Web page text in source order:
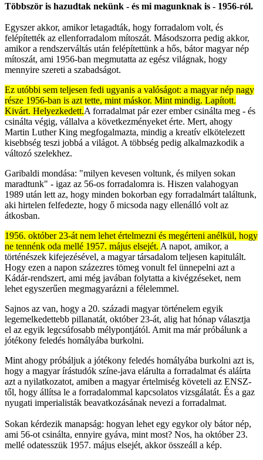
Többször is hazudtak nekünk - és mi magunknak is - 1956-ról.
Egyszer akkor, amikor letagadták, hogy forradalom volt, és
felépítették az ellenforradalom mítoszát. Másodszorra pedig akkor,
amikor a rendszerváltás után felépítettünk a hős, bátor magyar nép
mítoszát, ami 1956-ban megmutatta az egész világnak, hogy
mennyire szereti a szabadságot.
Ez utóbbi sem teljesen fedi ugyanis a valóságot: a magyar nép nagy
része 1956-ban is azt tette, mint máskor. Mint mindig. Lapított.
Kivárt. Helyezkedett.A forradalmat pár ezer ember csinálta meg - és
csinálta végig, vállalva a következményeket érte. Mert, ahogy
Martin Luther King megfogalmazta, mindig a kreatív elkötelezett
kisebbség teszi jobbá a világot. A többség pedig alkalmazkodik a
változó szelekhez.
Garibaldi mondása: "milyen kevesen voltunk, és milyen sokan
maradtunk" - igaz az 56-os forradalomra is. Hiszen valahogyan
1989 után lett az, hogy minden bokorban egy forradalmárt találtunk,
aki hirtelen felfedezte, hogy ő micsoda nagy ellenálló volt az
átkosban.
1956. október 23-át nem lehet értelmezni és megérteni anélkül, hogy
ne tennénk oda mellé 1957. május elsejét. A napot, amikor, a
történészek kifejezésével, a magyar társadalom teljesen kapitulált.
Hogy ezen a napon százezres tömeg vonult fel ünnepelni azt a
Kádár-rendszert, ami még javában folytatta a kivégzéseket, nem
lehet egyszerűen megmagyarázni a félelemmel.
Sajnos az van, hogy a 20. századi magyar történelem egyik
legemelkedettebb pillanatát, október 23-át, alig hat hónap választja
el az egyik legcsúfosabb mélypontjától. Amit ma már próbálunk a
jótékony feledés homályába burkolni.
Mint ahogy próbáljuk a jótékony feledés homályába burkolni azt is,
hogy a magyar írástudók színe-java elárulta a forradalmat és aláírta
azt a nyilatkozatot, amiben a magyar értelmiség követeli az ENSZ-
től, hogy állítsa le a forradalommal kapcsolatos vizsgálatát. És a gaz
nyugati imperialisták beavatkozásának nevezi a forradalmat.
Sokan kérdezik manapság: hogyan lehet egy egykor oly bátor nép,
ami 56-ot csinálta, ennyire gyáva, mint most? Nos, ha október 23.
mellé odatesszük 1957. május elsejét, akkor összeáll a kép.